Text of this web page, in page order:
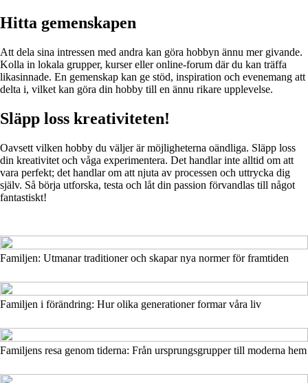
Hitta gemenskapen
Att dela sina intressen med andra kan göra hobbyn ännu mer givande.
Kolla in lokala grupper, kurser eller online-forum där du kan träffa
likasinnade. En gemenskap kan ge stöd, inspiration och evenemang att
delta i, vilket kan göra din hobby till en ännu rikare upplevelse.
Släpp loss kreativiteten!
Oavsett vilken hobby du väljer är möjligheterna oändliga. Släpp loss
din kreativitet och våga experimentera. Det handlar inte alltid om att
vara perfekt; det handlar om att njuta av processen och uttrycka dig
själv. Så börja utforska, testa och låt din passion förvandlas till något
fantastiskt!
Familjen: Utmanar traditioner och skapar nya normer för framtiden
Familjen i förändring: Hur olika generationer formar våra liv
Familjens resa genom tiderna: Från ursprungsgrupper till moderna hem